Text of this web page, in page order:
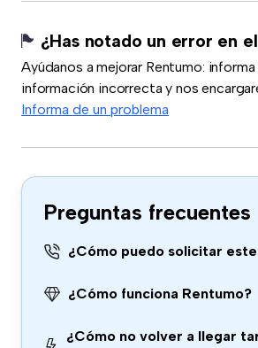
¿Has notado un error en
Ayúdanos a mejorar Rentumo:
información incorrecta y nos
Informa de un problema
Preguntas frecuentes
¿Cómo puedo solicitar
¿Cómo funciona Rentumo?
¿Cómo no volver a llegar